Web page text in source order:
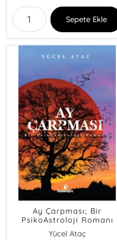
Sepete Ekle
Ay Çarpması; Bir
PsikoAstroloji Romanı
Yücel Ataç